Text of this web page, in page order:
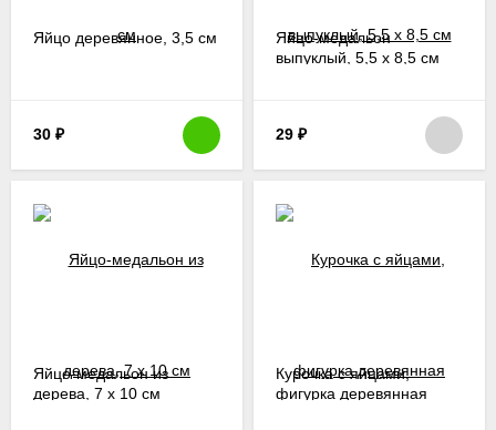
Яйцо деревянное, 3,5 см
30 ₽
Яйцо-медальон
выпуклый, 5,5 х 8,5 см
29 ₽
Яйцо-медальон из
дерева, 7 х 10 см
Курочка с яйцами,
фигурка деревянная